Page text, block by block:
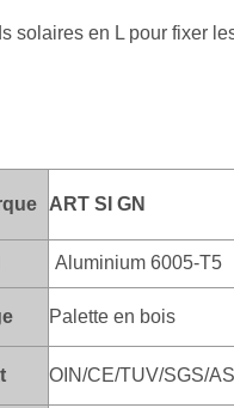
solaires en L pour fixer
ART SI GN
Aluminium 6005-T5
Palette en bois
OIN/CE/TUV/SGS/